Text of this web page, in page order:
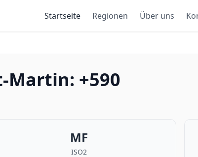
Startseite Regionen Über uns
Martin: +590
MF
ISO2